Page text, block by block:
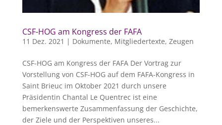
CSF-HOG am Kongress der FAFA
11 Dez. 2021 | Dokumente, Mitgliedertexte, Zeugen
CSF-HOG am Kongress der FAFA Der Vortrag zur
Vorstellung von CSF-HOG auf dem FAFA-Kongress in
Saint Brieuc im Oktober 2021 durch unsere
Präsidentin Chantal Le Quentrec ist eine
bemerkenswerte Zusammenfassung der Geschichte,
der Ziele und der Perspektiven unseres...